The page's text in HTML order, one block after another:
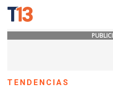
TENDENCIAS